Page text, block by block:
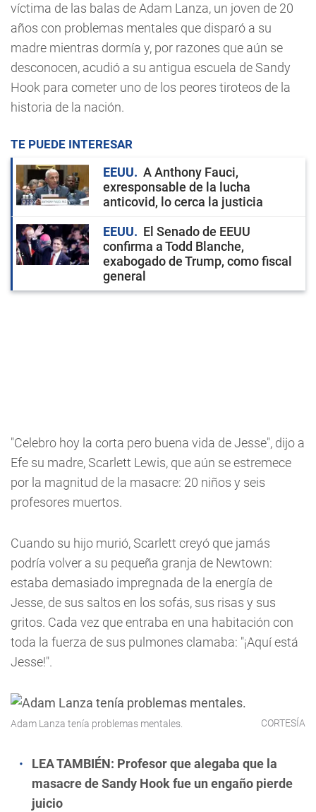
víctima de las balas de Adam Lanza, un joven de 20
años con problemas mentales que disparó a su
madre mientras dormía y, por razones que aún se
desconocen, acudió a su antigua escuela de Sandy
Hook para cometer uno de los peores tiroteos de la
historia de la nación.
TE PUEDE INTERESAR
EEUU
A Anthony Fauci,
exresponsable de la lucha
anticovid, lo cerca la justicia
EEUU
El Senado de EEUU
confirma a Todd Blanche,
exabogado de Trump, como fiscal
general
"Celebro hoy la corta pero buena vida de Jesse", dijo a
Efe su madre, Scarlett Lewis, que aún se estremece
por la magnitud de la masacre: 20 niños y seis
profesores muertos.
Cuando su hijo murió, Scarlett creyó que jamás
podría volver a su pequeña granja de Newtown:
estaba demasiado impregnada de la energía de
Jesse, de sus saltos en los sofás, sus risas y sus
gritos. Cada vez que entraba en una habitación con
toda la fuerza de sus pulmones clamaba: "¡Aquí está
Jesse!".
Adam Lanza tenía problemas mentales. CORTESÍA
LEA TAMBIÉN: Profesor que alegaba que la
masacre de Sandy Hook fue un engaño pierde
juicio